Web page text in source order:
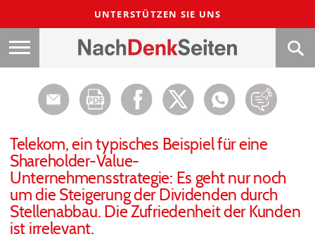
UNTERSTÜTZEN SIE UNS
Telekom, ein typisches Beispiel für eine
Shareholder-Value-
Unternehmensstrategie: Es geht nur noch
um die Steigerung der Dividenden durch
Stellenabbau. Die Zufriedenheit der Kunden
ist irrelevant.